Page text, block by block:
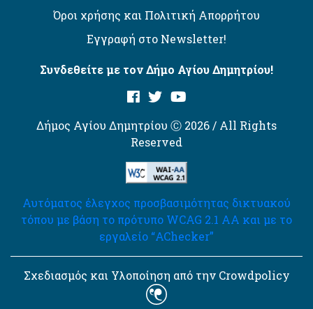
Όροι χρήσης και Πολιτική Απορρήτου
Εγγραφή στο Newsletter!
Συνδεθείτε με τον Δήμο Αγίου Δημητρίου!
Δήμος Αγίου Δημητρίου Ⓒ 2026 / All Rights
Reserved
Αυτόματος έλεγχος προσβασιμότητας δικτυακού
τόπου με βάση το πρότυπο WCAG 2.1 AA και με το
εργαλείο “AChecker”
Σχεδιασμός και Υλοποίηση από την Crowdpolicy